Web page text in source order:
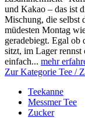
und Kakao – das ist
Mischung, die selbst
müdesten Montag
geradebiegt. Egal ob
sitzt, im Lager rennst
einfach... mehr
Zur Kategorie Tee /
Teekanne
Messmer Tee
Zucker